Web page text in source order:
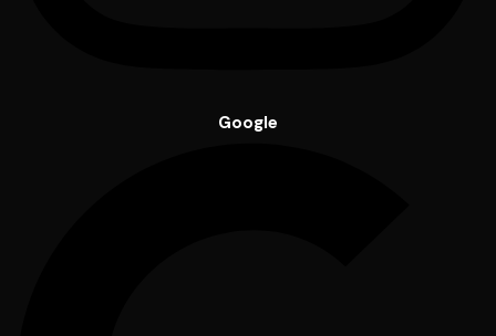
Google